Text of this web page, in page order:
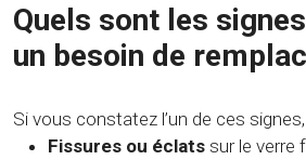
Quels sont les
un besoin de
Si vous constatez l’un de ces
Fissures ou éclats sur le verre